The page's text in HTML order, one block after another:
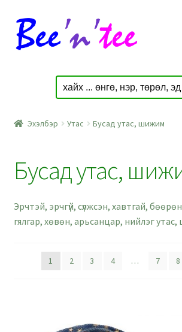
Skip
to
navigation
Skip
to
content
Эхэлбэр Утас Бусад утас, шижим
Бусад утас,
Эрчтэй, эрчгүй, сүлжсэн, хавтгай,
гялгар, хөвөн, арьсанцар, нийлэг
1 2 3 4 … 7 8